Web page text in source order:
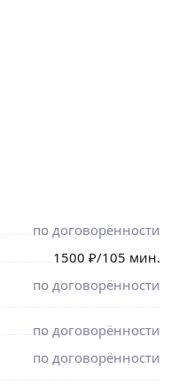
по договорённости
1500 ₽/105 мин.
по договорённости
по договорённости
по договорённости